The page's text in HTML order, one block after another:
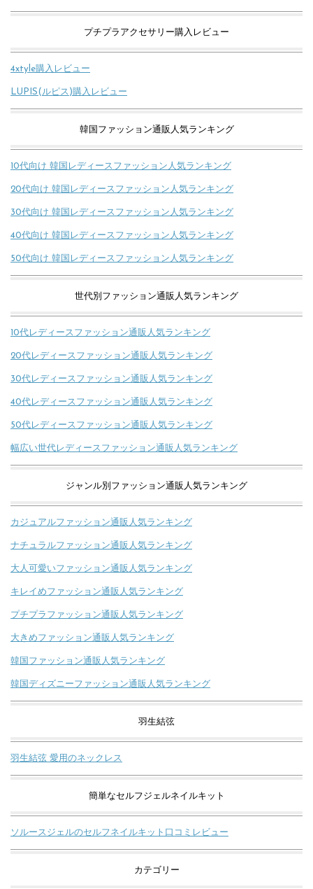
プチプラアクセサリー購入レビュー
4xtyle購入レビュー
LUPIS(ルピス)購入レビュー
韓国ファッション通販人気ランキング
10代向け 韓国レディースファッション人気ランキング
20代向け 韓国レディースファッション人気ランキング
30代向け 韓国レディースファッション人気ランキング
40代向け 韓国レディースファッション人気ランキング
50代向け 韓国レディースファッション人気ランキング
世代別ファッション通販人気ランキング
10代レディースファッション通販人気ランキング
20代レディースファッション通販人気ランキング
30代レディースファッション通販人気ランキング
40代レディースファッション通販人気ランキング
50代レディースファッション通販人気ランキング
幅広い世代レディースファッション通販人気ランキング
ジャンル別ファッション通販人気ランキング
カジュアルファッション通販人気ランキング
ナチュラルファッション通販人気ランキング
大人可愛いファッション通販人気ランキング
キレイめファッション通販人気ランキング
プチプラファッション通販人気ランキング
大きめファッション通販人気ランキング
韓国ファッション通販人気ランキング
韓国ディズニーファッション通販人気ランキング
羽生結弦
羽生結弦 愛用のネックレス
簡単なセルフジェルネイルキット
ソルースジェルのセルフネイルキット口コミレビュー
カテゴリー